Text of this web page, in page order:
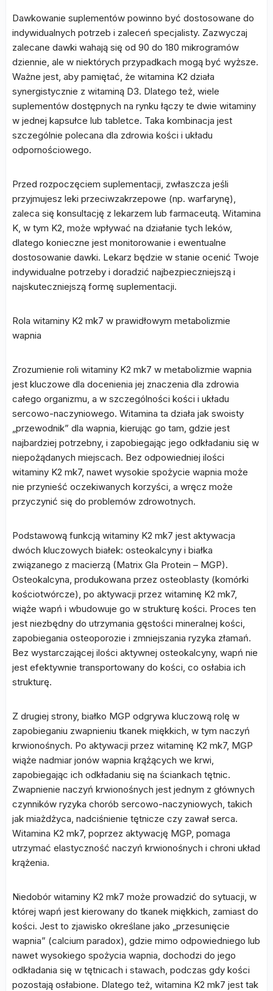
Dawkowanie suplementów powinno być dostosowane do
indywidualnych potrzeb i zaleceń specjalisty. Zazwyczaj
zalecane dawki wahają się od 90 do 180 mikrogramów
dziennie, ale w niektórych przypadkach mogą być wyższe.
Ważne jest, aby pamiętać, że witamina K2 działa
synergistycznie z witaminą D3. Dlatego też, wiele
suplementów dostępnych na rynku łączy te dwie witaminy
w jednej kapsułce lub tabletce. Taka kombinacja jest
szczególnie polecana dla zdrowia kości i układu
odpornościowego.
Przed rozpoczęciem suplementacji, zwłaszcza jeśli
przyjmujesz leki przeciwzakrzepowe (np. warfarynę),
zaleca się konsultację z lekarzem lub farmaceutą. Witamina
K, w tym K2, może wpływać na działanie tych leków,
dlatego konieczne jest monitorowanie i ewentualne
dostosowanie dawki. Lekarz będzie w stanie ocenić Twoje
indywidualne potrzeby i doradzić najbezpieczniejszą i
najskuteczniejszą formę suplementacji.
Rola witaminy K2 mk7 w prawidłowym metabolizmie
wapnia
Zrozumienie roli witaminy K2 mk7 w metabolizmie wapnia
jest kluczowe dla docenienia jej znaczenia dla zdrowia
całego organizmu, a w szczególności kości i układu
sercowo-naczyniowego. Witamina ta działa jak swoisty
„przewodnik” dla wapnia, kierując go tam, gdzie jest
najbardziej potrzebny, i zapobiegając jego odkładaniu się w
niepożądanych miejscach. Bez odpowiedniej ilości
witaminy K2 mk7, nawet wysokie spożycie wapnia może
nie przynieść oczekiwanych korzyści, a wręcz może
przyczynić się do problemów zdrowotnych.
Podstawową funkcją witaminy K2 mk7 jest aktywacja
dwóch kluczowych białek: osteokalcyny i białka
związanego z macierzą (Matrix Gla Protein – MGP).
Osteokalcyna, produkowana przez osteoblasty (komórki
kościotwórcze), po aktywacji przez witaminę K2 mk7,
wiąże wapń i wbudowuje go w strukturę kości. Proces ten
jest niezbędny do utrzymania gęstości mineralnej kości,
zapobiegania osteoporozie i zmniejszania ryzyka złamań.
Bez wystarczającej ilości aktywnej osteokalcyny, wapń nie
jest efektywnie transportowany do kości, co osłabia ich
strukturę.
Z drugiej strony, białko MGP odgrywa kluczową rolę w
zapobieganiu zwapnieniu tkanek miękkich, w tym naczyń
krwionośnych. Po aktywacji przez witaminę K2 mk7, MGP
wiąże nadmiar jonów wapnia krążących we krwi,
zapobiegając ich odkładaniu się na ściankach tętnic.
Zwapnienie naczyń krwionośnych jest jednym z głównych
czynników ryzyka chorób sercowo-naczyniowych, takich
jak miażdżyca, nadciśnienie tętnicze czy zawał serca.
Witamina K2 mk7, poprzez aktywację MGP, pomaga
utrzymać elastyczność naczyń krwionośnych i chroni układ
krążenia.
Niedobór witaminy K2 mk7 może prowadzić do sytuacji, w
której wapń jest kierowany do tkanek miękkich, zamiast do
kości. Jest to zjawisko określane jako „przesunięcie
wapnia” (calcium paradox), gdzie mimo odpowiedniego lub
nawet wysokiego spożycia wapnia, dochodzi do jego
odkładania się w tętnicach i stawach, podczas gdy kości
pozostają osłabione. Dlatego też, witamina K2 mk7 jest tak